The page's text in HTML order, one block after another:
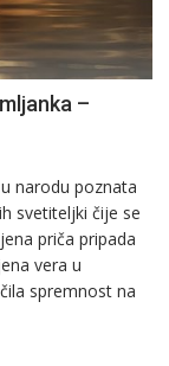
–
narodu poznata
svetiteljki čije se
priča pripada
vera u
spremnost na